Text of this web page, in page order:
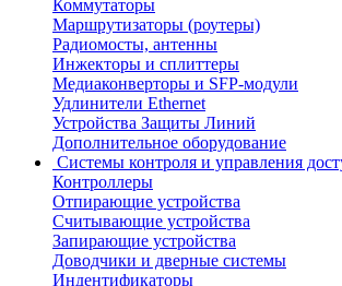
Коммутаторы
Маршрутизаторы (роутеры)
Радиомосты, антенны
Инжекторы и сплиттеры
Медиаконверторы и SFP-модули
Удлинители Ethernet
Устройства Защиты Линий
Дополнительное оборудование
Системы контроля и управления
Контроллеры
Отпирающие устройства
Считывающие устройства
Запирающие устройства
Доводчики и дверные системы
Индентификаторы